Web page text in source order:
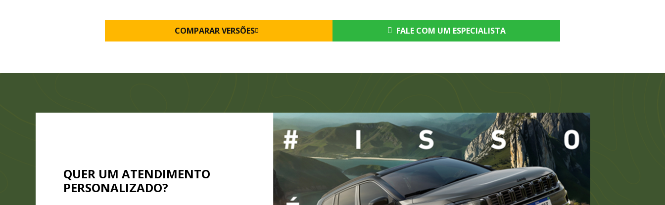
OVERLAND T270
MHEV
COMPARAR VERSÕES FALE COM UM ESPECIALISTA
QUER UM ATENDIMENTO
PERSONALIZADO?